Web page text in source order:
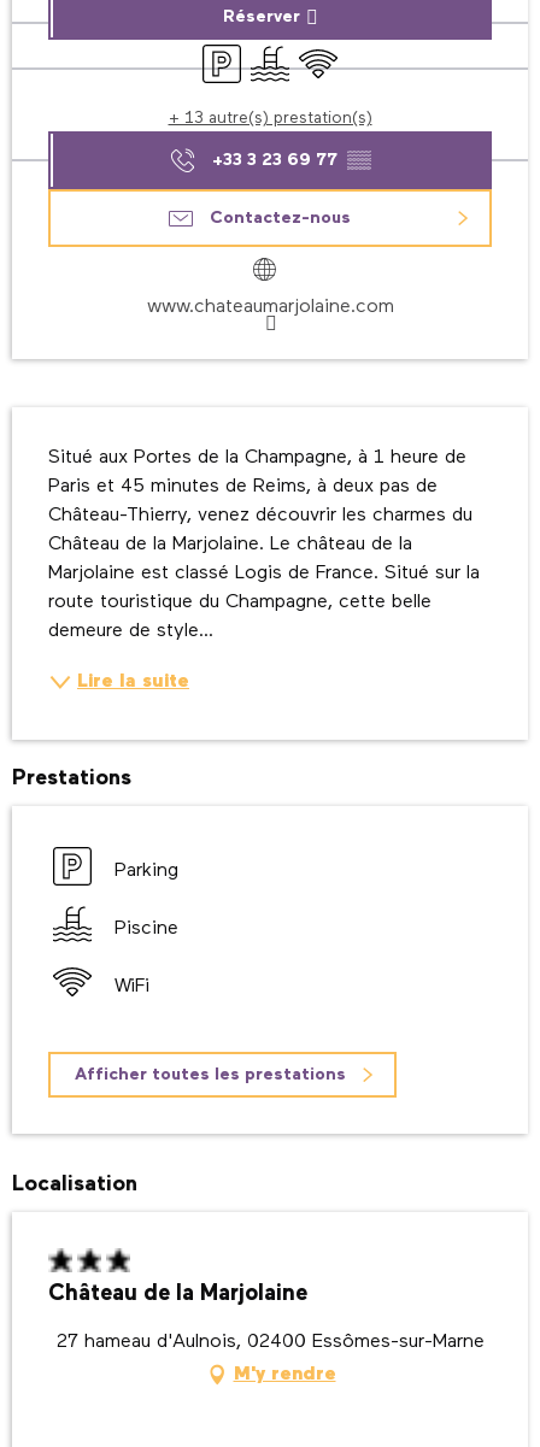
Réserver
ParkingPiscineWiFi
+ 13 autre(s) prestation(s)
+33 3 23 69 77 ▒▒
Contactez-nous
www.chateaumarjolaine.com
Situé aux Portes de la Champagne, à 1 heure de
Paris et 45 minutes de Reims, à deux pas de
Château-Thierry, venez découvrir les charmes du
Château de la Marjolaine. Le château de la
Marjolaine est classé Logis de France. Situé sur la
route touristique du Champagne, cette belle
demeure de style...
Lire la suite
Prestations
Parking
Piscine
WiFi
Afficher toutes les prestations
Localisation
Château de la Marjolaine
27 hameau d'Aulnois, 02400 Essômes-sur-Marne
M'y rendre